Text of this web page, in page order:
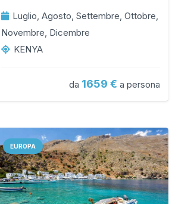
Luglio, Agosto, Settembre, Ottobre,
Novembre, Dicembre
KENYA
da 1659 a persona
EUROPA